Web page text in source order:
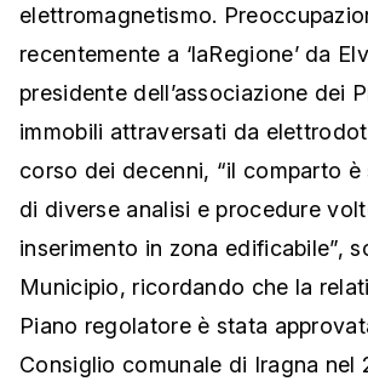
elettromagnetismo.
recentemente a ‘laRegione’ da
presidente dell’associazione dei
immobili attraversati da
corso dei decenni, “il comparto
di diverse analisi e procedure
inserimento in zona edificabile”,
Municipio, ricordando che la
Piano regolatore è stata
Consiglio comunale di Iragna nel